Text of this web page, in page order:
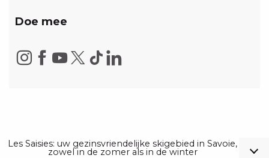
Doe mee
Les Saisies: uw gezinsvriendelijke skigebied in Savoie,
zowel in de zomer als in de winter